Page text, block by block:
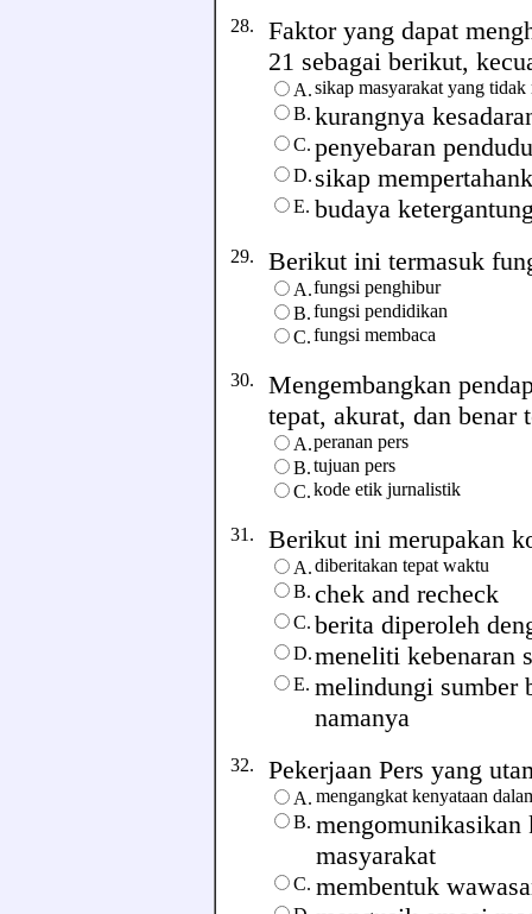
28. Faktor yang dapat
21 sebagai berikut,
A.sikap masyarakat yang tidak
B. kurangnya
C. penyebaran
D. sikap
E. budaya
29. Berikut ini termasuk
A.fungsi penghibur
B.fungsi pendidikan
C.fungsi membaca
30. Mengembangkan
tepat, akurat, dan benar
A.peranan pers
B.tujuan pers
C.kode etik jurnalistik
31. Berikut ini merupakan
A.diberitakan tepat waktu
B. chek and recheck
C. berita diperoleh
D.meneliti kebenaran
E. melindungi sumber
namanya
32. Pekerjaan Pers yang
A. mengangkat kenyataan
B. mengomunikasikan
masyarakat
C. membentuk